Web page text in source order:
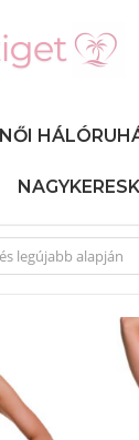
NŐI
legújabb alapján